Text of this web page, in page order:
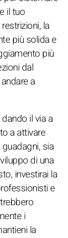
il tuo
la
più solida e
più
dal
a
il via a
a attivare
sia
di una
investirai la
e
i
la